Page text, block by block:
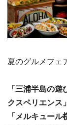
夏のグルメフェ
「三浦半島の
クスペリエンス
「メルキュー